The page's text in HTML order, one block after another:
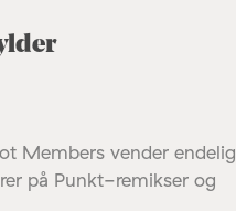
Members vender endelig
på Punkt-remikser og